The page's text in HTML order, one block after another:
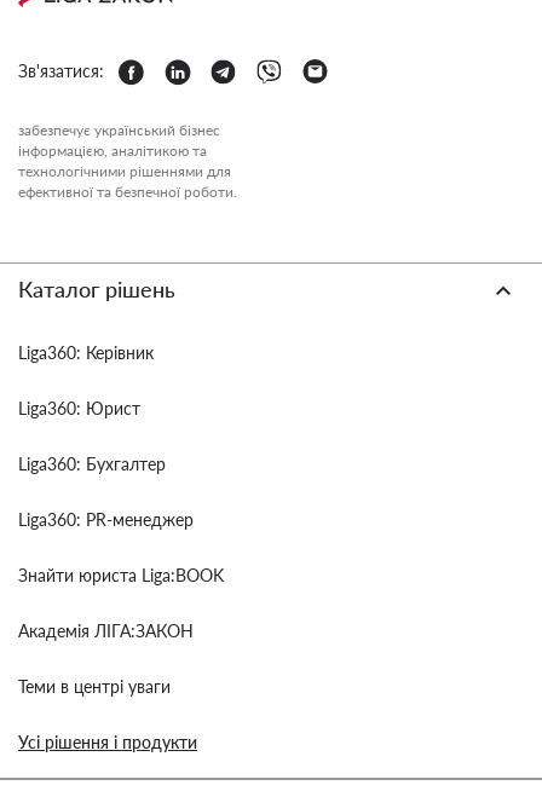
Зв'язатися:
забезпечує український бізнес
інформацією, аналітикою та
технологічними рішеннями для
ефективної та безпечної роботи.
Каталог рішень
Liga360: Керівник
Liga360: Юрист
Liga360: Бухгалтер
Liga360: PR-менеджер
Знайти юриста Liga:BOOK
Академія ЛІГА:ЗАКОН
Теми в центрі уваги
Усі рішення і продукти